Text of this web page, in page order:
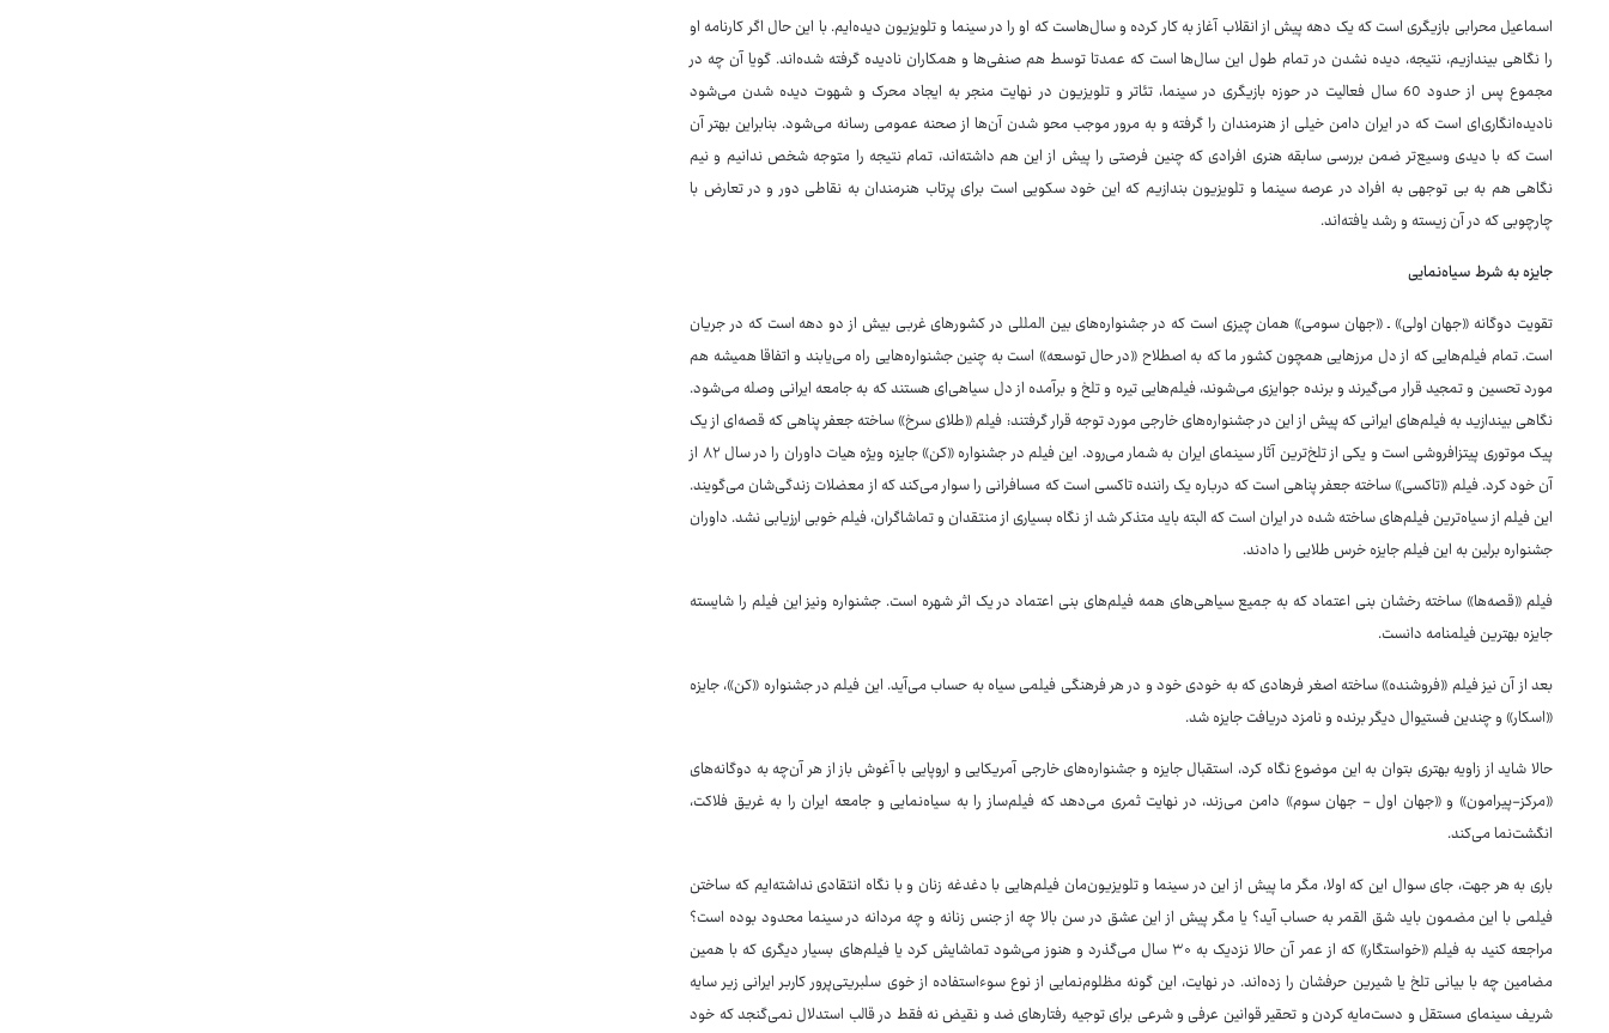
اسماعیل محرابی بازیگری است که یک دهه پیش از انقلاب آغاز به کار کرده و سال‌هاست که او را در سینما و تلویزیون دیده‌ایم. با این حال اگر کارنامه او
را نگاهی بیندازیم، نتیجه، دیده نشدن در تمام طول این سال‌ها است که عمدتا توسط هم صنفی‌ها و همکاران نادیده گرفته شده‌اند. گویا آن چه در
مجموع پس از حدود 60 سال فعالیت در حوزه بازیگری در سینما، تئاتر و تلویزیون در نهایت منجر به ایجاد محرک و شهوت دیده شدن می‌شود
نادیده‌انگاری‌ای است که در ایران دامن خیلی از هنرمندان را گرفته و به مرور موجب محو شدن آن‌ها از صحنه عمومی رسانه می‌شود. بنابراین بهتر آن
است که با دیدی وسیع‌تر ضمن بررسی سابقه هنری افرادی که چنین فرصتی را پیش از این هم داشته‌اند، تمام نتیجه را متوجه شخص ندانیم و نیم
نگاهی هم به بی توجهی به افراد در عرصه سینما و تلویزیون بندازیم که این خود سکویی است برای پرتاب هنرمندان به نقاطی دور و در تعارض با
چارچوبی که در آن زیسته و رشد یافته‌اند.
جایزه به شرط سیاه‌نمایی
تقویت دوگانه «جهان اولی» ـ «جهان سومی» همان چیزی است که در جشنواره‌های بین المللی در کشورهای غربی بیش از دو دهه است که در جریان
است. تمام فیلم‌هایی که از دل مرزهایی همچون کشور ما که به اصطلاح «در حال توسعه» است به چنین جشنواره‌هایی راه می‌یابند و اتفاقا همیشه هم
مورد تحسین و تمجید قرار می‌گیرند و برنده جوایزی می‌شوند، فیلم‌هایی تیره و تلخ و برآمده از دل سیاهی‌ای هستند که به جامعه ایرانی وصله می‌شود.
نگاهی بیندازید به فیلم‌های ایرانی که پیش از این در جشنواره‌های خارجی مورد توجه قرار گرفتند: فیلم «طلای سرخ» ساخته جعفر پناهی که قصه‌ای از یک
پیک موتوری پیتزافروشی است و یکی از تلخ‌ترین آثار سینمای ایران به شمار می‌رود. این فیلم در جشنواره «کن» جایزه ویژه هیات داوران را در سال ۸۲ از
آن خود کرد. فیلم «تاکسی» ساخته جعفر پناهی است که درباره یک راننده تاکسی است که مسافرانی را سوار می‌کند که از معضلات زندگی‌شان می‌گویند.
این فیلم از سیاه‌ترین فیلم‌های ساخته شده در ایران است که البته باید متذکر شد از نگاه بسیاری از منتقدان و تماشاگران، فیلم خوبی ارزیابی نشد. داوران
جشنواره برلین به این فیلم جایزه خرس طلایی را دادند.
فیلم «قصه‌ها» ساخته رخشان بنی اعتماد که به جمیع سیاهی‌های همه فیلم‌های بنی اعتماد در یک اثر شهره است. جشنواره ونیز این فیلم را شایسته
جایزه بهترین فیلمنامه دانست.
بعد از آن نیز فیلم «فروشنده» ساخته اصغر فرهادی که به خودی خود و در هر فرهنگی فیلمی سیاه به حساب می‌آید. این فیلم در جشنواره «کن»، جایزه
«اسکار» و چندین فستیوال دیگر برنده و نامزد دریافت جایزه شد.
حالا شاید از زاویه بهتری بتوان به این موضوع نگاه کرد، استقبال جایزه و جشنواره‌های خارجی آمریکایی و اروپایی با آغوش باز از هر آن‌چه به دوگانه‌های
«مرکز-پیرامون» و «جهان اول - جهان سوم» دامن می‌زند، در نهایت ثمری می‌دهد که فیلم‌ساز را به سیاه‌نمایی و جامعه ایران را به غریق فلاکت،
انگشت‌نما می‌کند.
باری به هر جهت، جای سوال این که اولا، مگر ما پیش از این در سینما و تلویزیون‌مان فیلم‌هایی با دغدغه زنان و با نگاه انتقادی نداشته‌ایم که ساختن
فیلمی با این مضمون باید شق القمر به حساب آید؟ یا مگر پیش از این عشق در سن بالا چه از جنس زنانه و چه مردانه در سینما محدود بوده است؟
مراجعه کنید به فیلم «خواستگار» که از عمر آن حالا نزدیک به ۳۰ سال می‌گذرد و هنوز می‌شود تماشایش کرد یا فیلم‌های بسیار دیگری که با همین
مضامین چه با بیانی تلخ یا شیرین حرفشان را زده‌اند. در نهایت، این گونه مظلوم‌نمایی از نوع سوءاستفاده از خوی سلبریتی‌پرور کاربر ایرانی زیر سایه
شریف سینمای مستقل و دست‌مایه کردن و تحقیر قوانین عرفی و شرعی برای توجیه رفتارهای ضد و نقیض نه فقط در قالب استدلال نمی‌گنجد که خود